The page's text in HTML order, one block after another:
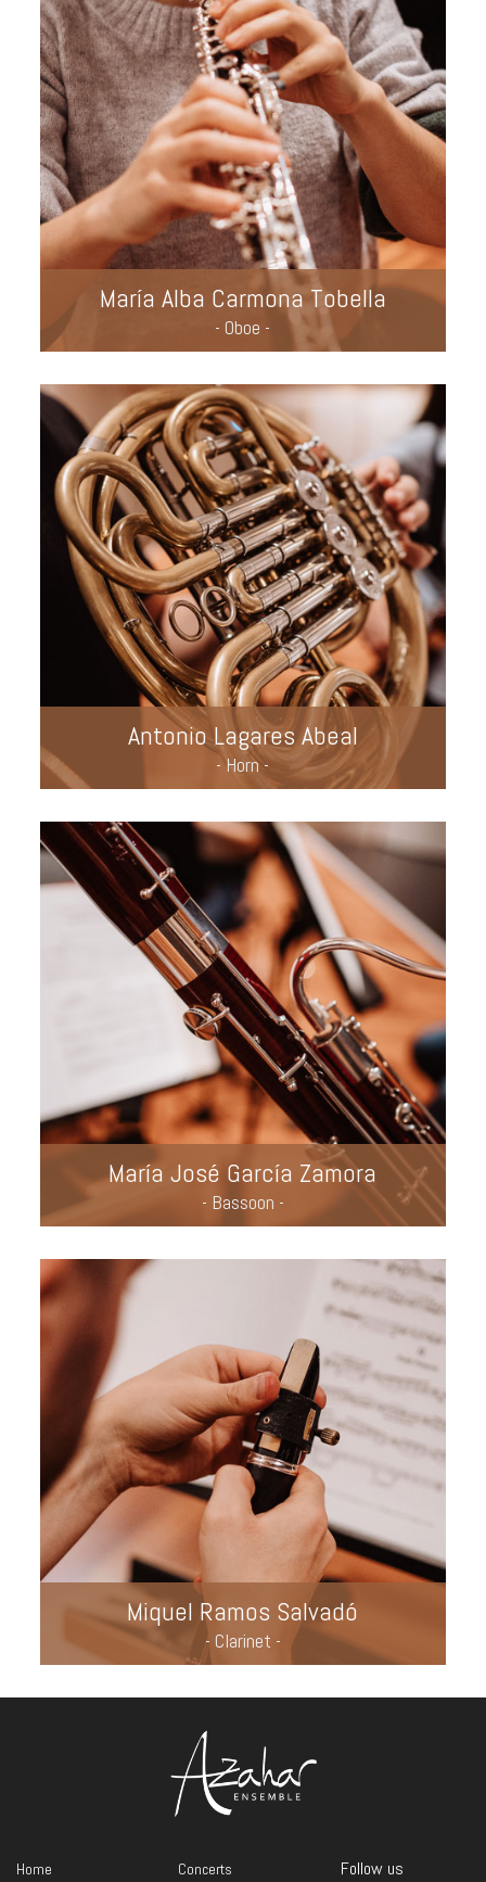
María Alba Carmona Tobella
- Oboe -
Antonio Lagares Abeal
- Horn -
María José García Zamora
- Bassoon -
Miquel Ramos Salvadó
- Clarinet -
Home Concerts Follow us